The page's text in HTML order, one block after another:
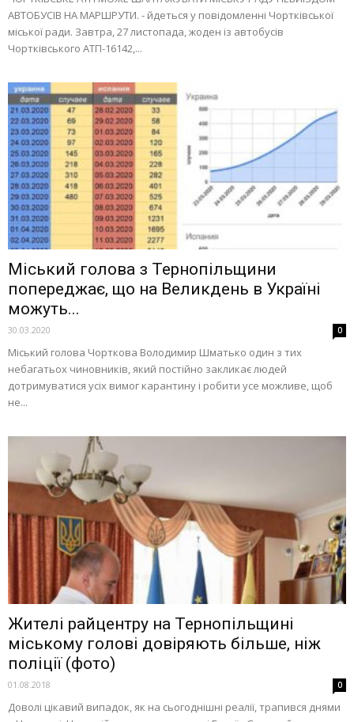
АВТОБУСІВ НА МАРШРУТИ. - йдеться у повідомленні Чортківської
міської ради. Завтра, 27 листопада, жоден із автобусів
Чортківського АТП-16142,...
Міський голова з Тернопільщини
попереджає, що на Великдень в Україні
можуть...
30.03.2020 0
Міський голова Чорткова Володимир Шматько один з тих
небагатьох чиновників, який постійно закликає людей
дотримуватися усіх вимог карантину і робити усе можливе, щоб
не...
Жителі райцентру на Тернопільщині
міському голові довіряють більше, ніж
поліції (фото)
01.08.2018 0
Доволі цікавий випадок, як на сьогоднішні реалії, трапився днями